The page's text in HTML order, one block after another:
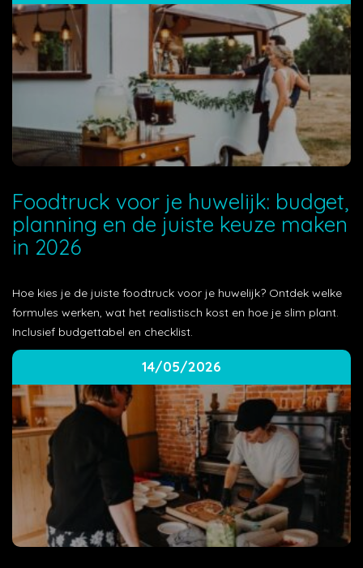
Foodtruck voor je huwelijk: budget,
planning en de juiste keuze maken
in 2026
Hoe kies je de juiste foodtruck voor je huwelijk? Ontdek welke
formules werken, wat het realistisch kost en hoe je slim plant.
Inclusief budgettabel en checklist.
14/05/2026